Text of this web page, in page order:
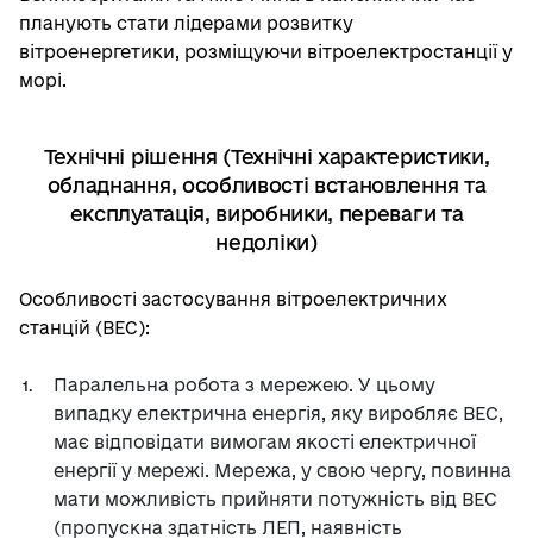
планують стати лідерами розвитку
вітроенергетики, розміщуючи вітроелектростанції у
морі.
Технічні рішення (Технічні характеристики,
обладнання, особливості встановлення та
експлуатація, виробники, переваги та
недоліки)
Особливості застосування вітроелектричних
станцій (ВЕС):
Паралельна робота з мережею. У цьому
випадку електрична енергія, яку виробляє ВЕС,
має відповідати вимогам якості електричної
енергії у мережі. Мережа, у свою чергу, повинна
мати можливість прийняти потужність від ВЕС
(пропускна здатність ЛЕП, наявність